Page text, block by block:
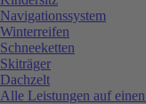
Navigationssystem
Winterreifen
Schneeketten
Skiträger
Dachzelt
Alle Leistungen auf